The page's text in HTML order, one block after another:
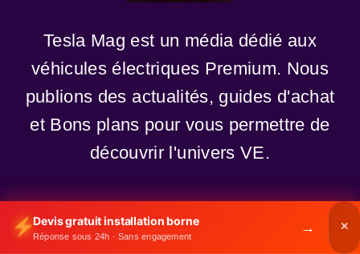
Devis gratuit installation borne
Réponse sous 24h · Sans engagement
→ ✕
Tesla Mag est un média dédié aux
véhicules électriques Premium. Nous
publions des actualités, guides d'achat
et Bons plans pour vous permettre de
découvrir l'univers VE.
A propos